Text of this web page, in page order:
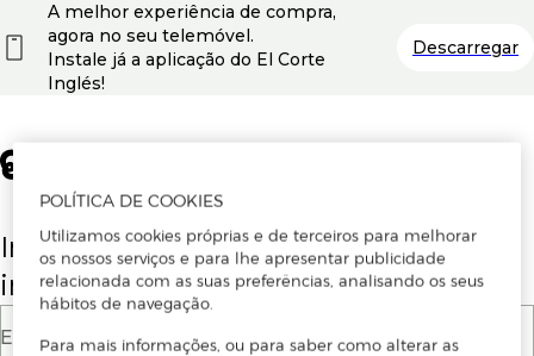
Insira o seu email para se registar ou
iniciar sessão.
E-mail
A melhor experiência de compra,
agora no seu telemóvel.
Instale já a aplicação do El Corte
Inglés!
Descarregar
POLÍTICA DE COOKIES
Utilizamos cookies próprias e de terceiros para melhorar
os nossos serviços e para lhe apresentar publicidade
relacionada com as suas preferências, analisando os seus
hábitos de navegação.
Para mais informações, ou para saber como alterar as